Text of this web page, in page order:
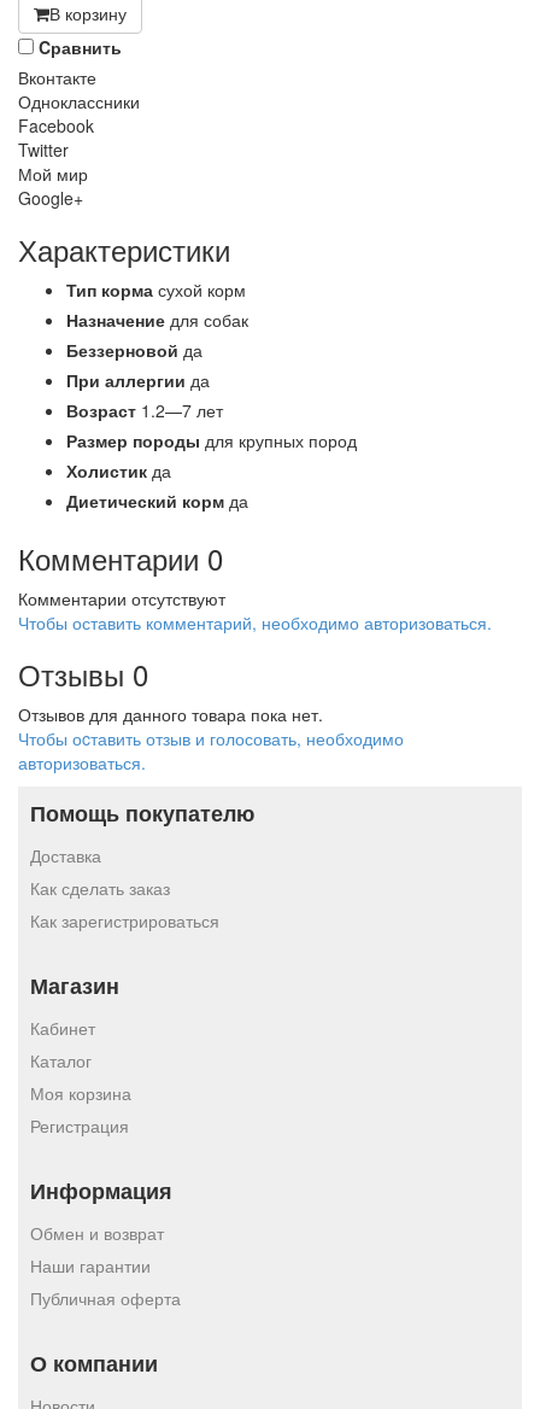
В корзину
Cравнить
Вконтакте
Одноклассники
Facebook
Twitter
Мой мир
Google+
Характеристики
Тип корма сухой корм
Назначение для собак
Беззерновой да
При аллергии да
Возраст 1.2—7 лет
Размер породы для крупных пород
Холистик да
Диетический корм да
Комментарии 0
Комментарии отсутствуют
Чтобы оставить комментарий, необходимо авторизоваться.
Отзывы 0
Отзывов для данного товара пока нет.
Чтобы оcтавить отзыв и голосовать, необходимо
авторизоваться.
Помощь покупателю
Доставка
Как сделать заказ
Как зарегистрироваться
Магазин
Кабинет
Каталог
Моя корзина
Регистрация
Информация
Обмен и возврат
Наши гарантии
Публичная оферта
О компании